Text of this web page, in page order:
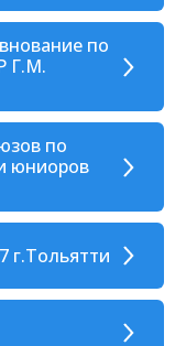
по
Г.М.
по
юниоров
г.Тольятти